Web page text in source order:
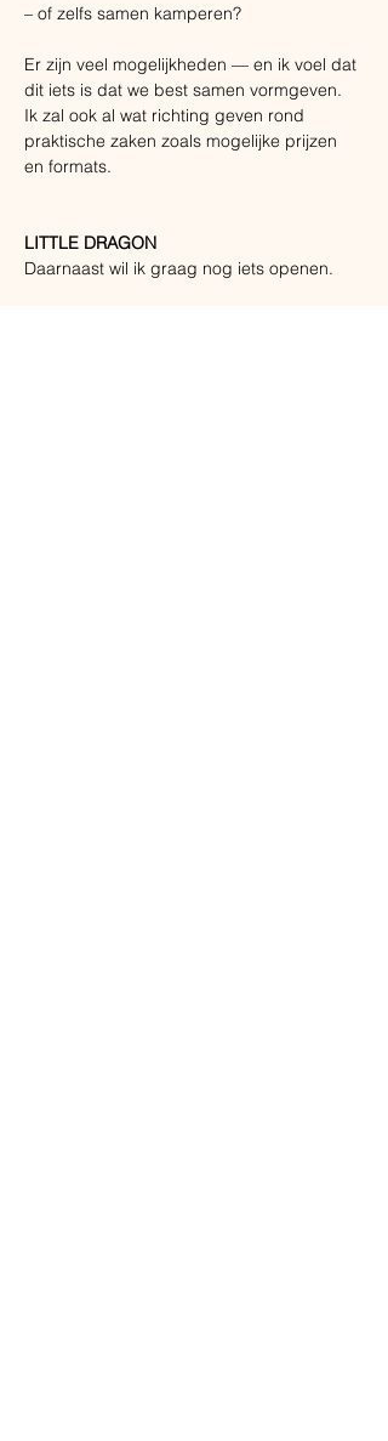
– of zelfs samen kamperen?
Er zijn veel mogelijkheden — en ik voel dat
dit iets is dat we best samen vormgeven.
Ik zal ook al wat richting geven rond
praktische zaken zoals mogelijke prijzen
en formats.
LITTLE DRAGON
Daarnaast wil ik graag nog iets openen.